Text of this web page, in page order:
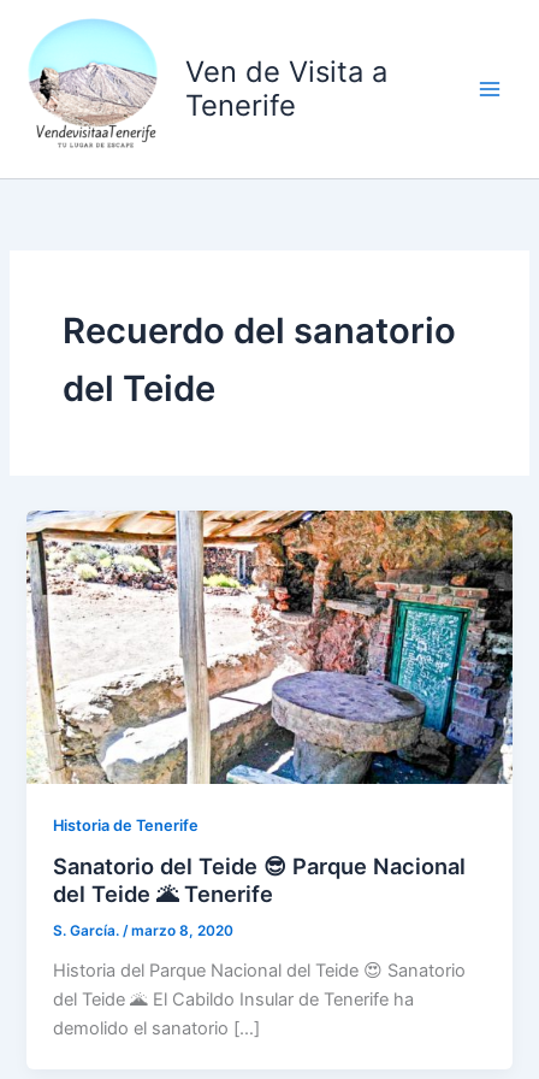
contenido
Ven de Visita a
Tenerife
Recuerdo del sanatorio
del Teide
Historia de Tenerife
Sanatorio del Teide 😎 Parque Nacional
del Teide 🌋 Tenerife
S. García./marzo 8, 2020
Historia del Parque Nacional del Teide 😍 Sanatorio
del Teide 🌋 El Cabildo Insular de Tenerife ha
demolido el sanatorio […]